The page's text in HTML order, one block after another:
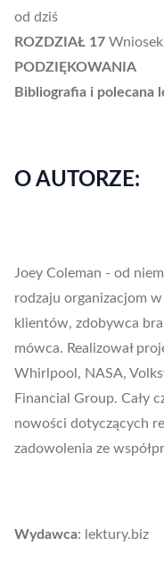
od dziś
ROZDZIAŁ 17
PODZIĘKOWANIA
Bibliografia i polecana
O AUTORZE:
Joey Coleman - od
rodzaju organizacjom
klientów, zdobywca
mówca. Realizował
Whirlpool, NASA,
Financial Group. Cały
nowości dotyczących
zadowolenia ze
Wydawca: lektury.biz